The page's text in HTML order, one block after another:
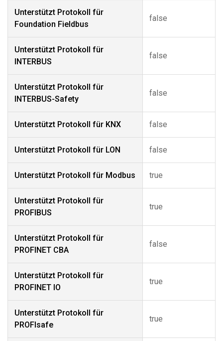
Unterstützt Protokoll für
Foundation Fieldbus
false
Unterstützt Protokoll für
INTERBUS
false
Unterstützt Protokoll für
INTERBUS-Safety
false
Unterstützt Protokoll für KNX false
Unterstützt Protokoll für LON false
Unterstützt Protokoll für Modbus true
Unterstützt Protokoll für
PROFIBUS
true
Unterstützt Protokoll für
PROFINET CBA
false
Unterstützt Protokoll für
PROFINET IO
true
Unterstützt Protokoll für
PROFIsafe
true